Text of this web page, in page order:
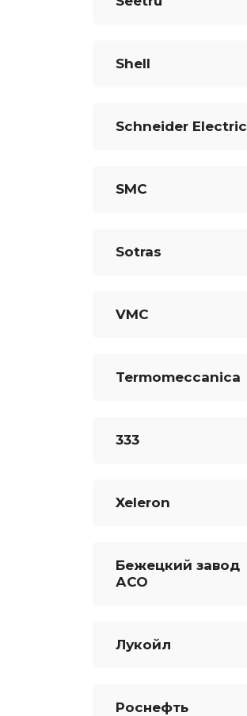
Shell
Schneider Electric
SMC
Sotras
VMC
Termomeccanica
333
Xeleron
Бежецкий завод
АСО
Лукойл
Роснефть